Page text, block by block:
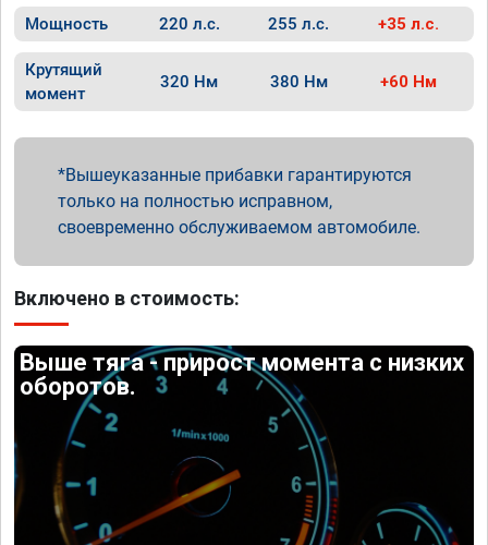
Мощность 220 л.с. 255 л.с. +35 л.с.
Крутящий
момент
320 Нм 380 Нм +60 Нм
Вышеуказанные прибавки гарантируются
только на полностью исправном,
своевременно обслуживаемом автомобиле.
Включено в стоимость:
Выше тяга - прирост момента с низких
оборотов.